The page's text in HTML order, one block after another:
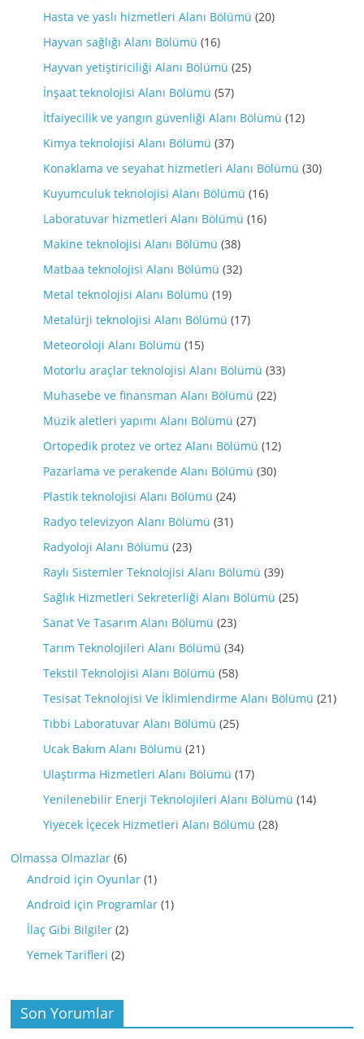
Hasta ve yaslı hizmetleri Alanı Bölümü (20)
Hayvan sağlığı Alanı Bölümü (16)
Hayvan yetiştiriciliği Alanı Bölümü (25)
İnşaat teknolojisi Alanı Bölümü (57)
İtfaiyecilik ve yangın güvenliği Alanı Bölümü (12)
Kimya teknolojisi Alanı Bölümü (37)
Konaklama ve seyahat hizmetleri Alanı Bölümü (30)
Kuyumculuk teknolojisi Alanı Bölümü (16)
Laboratuvar hizmetleri Alanı Bölümü (16)
Makine teknolojisi Alanı Bölümü (38)
Matbaa teknolojisi Alanı Bölümü (32)
Metal teknolojisi Alanı Bölümü (19)
Metalürji teknolojisi Alanı Bölümü (17)
Meteoroloji Alanı Bölümü (15)
Motorlu araçlar teknolojisi Alanı Bölümü (33)
Muhasebe ve finansman Alanı Bölümü (22)
Müzik aletleri yapımı Alanı Bölümü (27)
Ortopedik protez ve ortez Alanı Bölümü (12)
Pazarlama ve perakende Alanı Bölümü (30)
Plastik teknolojisi Alanı Bölümü (24)
Radyo televizyon Alanı Bölümü (31)
Radyoloji Alanı Bölümü (23)
Raylı Sistemler Teknolojisi Alanı Bölümü (39)
Sağlık Hizmetleri Sekreterliği Alanı Bölümü (25)
Sanat Ve Tasarım Alanı Bölümü (23)
Tarım Teknolojileri Alanı Bölümü (34)
Tekstil Teknolojisi Alanı Bölümü (58)
Tesisat Teknolojisi Ve İklimlendirme Alanı Bölümü (21)
Tıbbi Laboratuvar Alanı Bölümü (25)
Ucak Bakım Alanı Bölümü (21)
Ulaştırma Hizmetleri Alanı Bölümü (17)
Yenilenebilir Enerji Teknolojileri Alanı Bölümü (14)
Yiyecek İçecek Hizmetleri Alanı Bölümü (28)
Olmassa Olmazlar (6)
Android için Oyunlar (1)
Android için Programlar (1)
İlaç Gibi Bilgiler (2)
Yemek Tarifleri (2)
Son Yorumlar